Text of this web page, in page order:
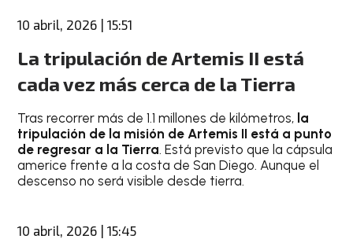
10 abril, 2026 | 15:51
La tripulación de Artemis II está
cada vez más cerca de la Tierra
Tras recorrer más de 1.1 millones de kilómetros, la
tripulación de la misión de Artemis II está a punto
de regresar a la Tierra. Está previsto que la cápsula
americe frente a la costa de San Diego. Aunque el
descenso no será visible desde tierra.
10 abril, 2026 | 15:45